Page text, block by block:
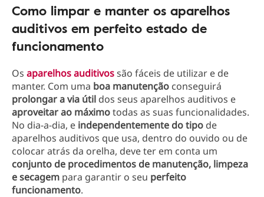
Como limpar e manter os aparelhos
auditivos em perfeito estado de
funcionamento
Os aparelhos auditivossão fáceis de utilizar e de
manter. Com uma boa manutenção conseguirá
prolongar a via útil dos seus aparelhos auditivos e
aproveitar ao máximotodas as suas funcionalidades.
No dia-a-dia, e independentemente do tipo de
aparelhos auditivos que usa, dentro do ouvido ou de
colocar atrás da orelha, deve ter em conta um
conjunto de procedimentos de manutenção, limpeza
e secagem para garantir o seu perfeito
funcionamento.